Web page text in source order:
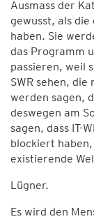
Ausmass der
gewusst, als
haben. Sie
das Programm
passieren, weil
SWR sehen,
werden sagen,
deswegen am
sagen, dass IT-
blockiert
existierende
Lügner.
Es wird den